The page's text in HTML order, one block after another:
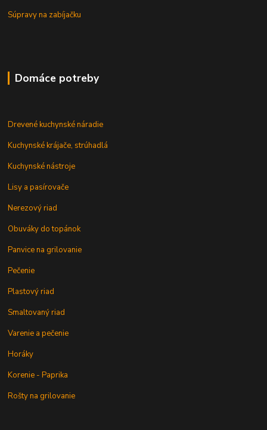
Súpravy na zabíjačku
Domáce potreby
Drevené kuchynské náradie
Kuchynské krájače, strúhadlá
Kuchynské nástroje
Lisy a pasírovače
Nerezový riad
Obuváky do topánok
Panvice na grilovanie
Pečenie
Plastový riad
Smaltovaný riad
Varenie a pečenie
Horáky
Korenie - Paprika
Rošty na grilovanie